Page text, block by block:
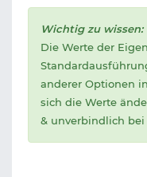
Wichtig zu wissen:
Die Werte der
anderer Optionen
sich die Werte
& unverbindlich bei